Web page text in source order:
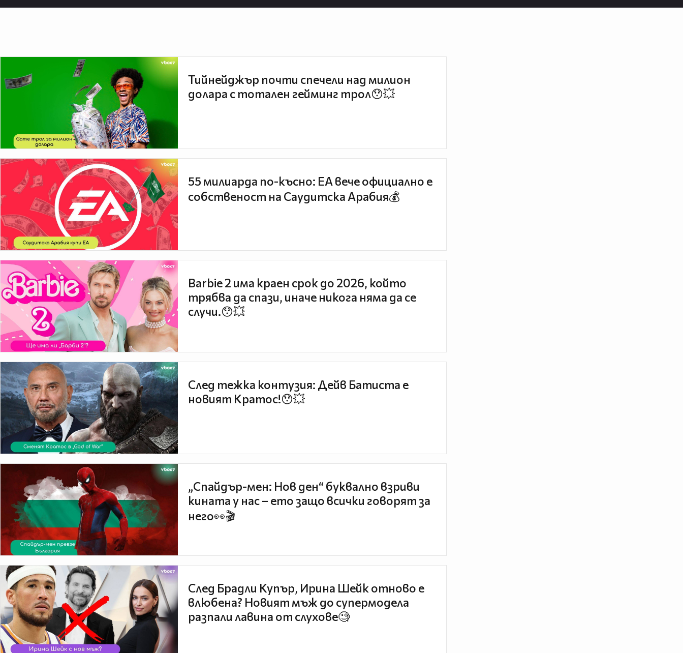
Тийнейджър почти спечели над милион
долара с тотален гейминг трол😯💥
55 милиарда по-късно: EA вече официално е
собственост на Саудитска Арабия💰
Barbie 2 има краен срок до 2026, който
трябва да спази, иначе никога няма да се
случи.😯💥
След тежка контузия: Дейв Батиста е
новият Кратос!😯💥
„Спайдър-мен: Нов ден“ буквално взриви
кината у нас – ето защо всички говорят за
него👀🎬
След Брадли Купър, Ирина Шейк отново е
влюбена? Новият мъж до супермодела
разпали лавина от слухове🧐